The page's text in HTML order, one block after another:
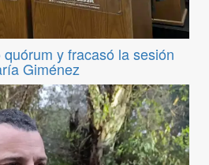
y fracasó la sesión
Giménez